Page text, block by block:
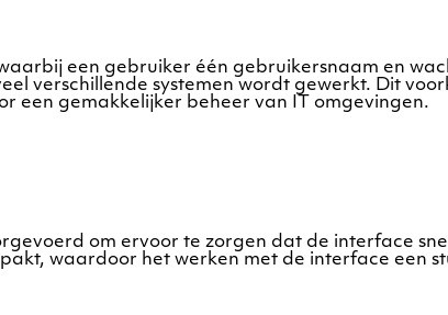
een gebruiker één gebruikersnaam en
verschillende systemen wordt gewerkt. Dit
een gemakkelijker beheer van IT omgevingen.
om ervoor te zorgen dat de interface
waardoor het werken met de interface een